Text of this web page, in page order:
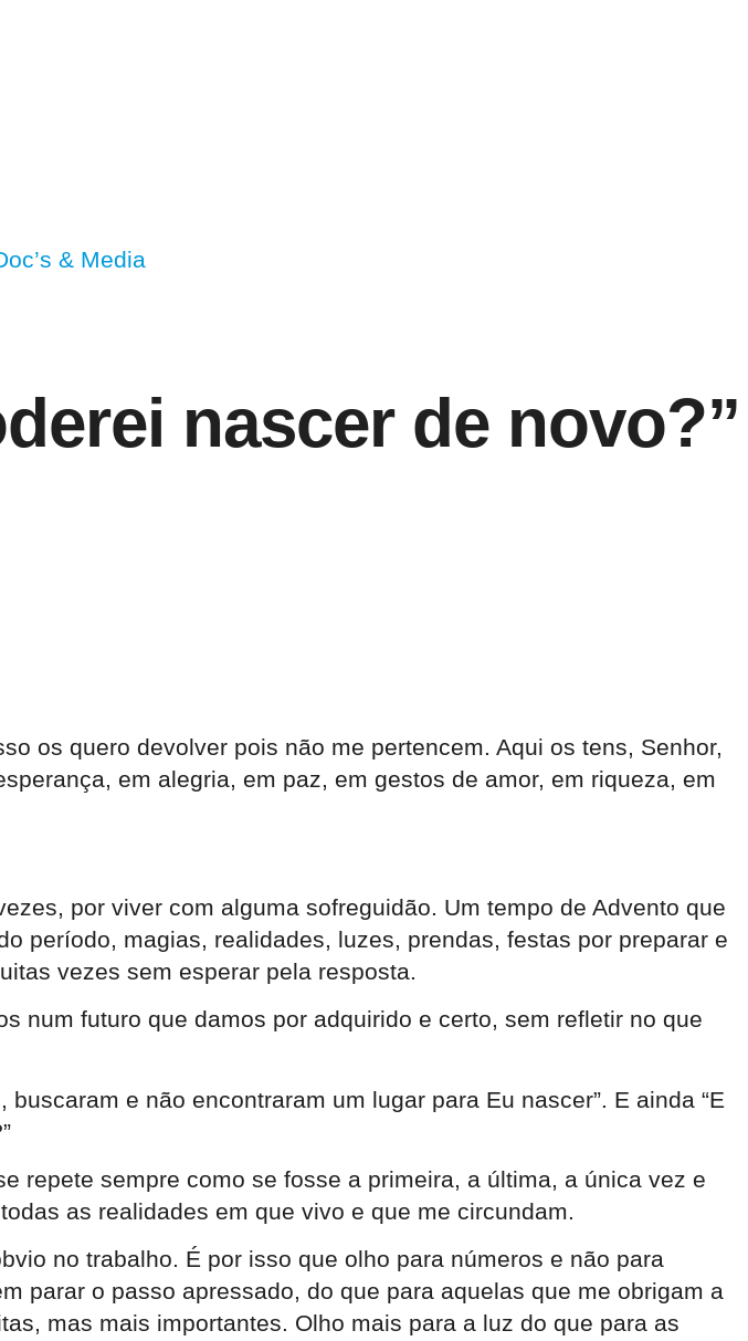
& Media
nascer de novo?”
os quero devolver pois não me pertencem. Aqui os tens, Senhor,
em alegria, em paz, em gestos de amor, em riqueza, em
por viver com alguma sofreguidão. Um tempo de Advento que
período, magias, realidades, luzes, prendas, festas por preparar e
vezes sem esperar pela resposta.
num futuro que damos por adquirido e certo, sem refletir no que
e não encontraram um lugar para Eu nascer”. E ainda “E
repete sempre como se fosse a primeira, a última, a única vez e
as realidades em que vivo e que me circundam.
no trabalho. É por isso que olho para números e não para
parar o passo apressado, do que para aquelas que me obrigam a
mas mais importantes. Olho mais para a luz do que para as